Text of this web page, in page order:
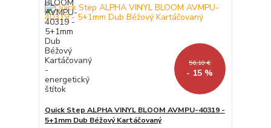
56,10 €
- 15 %
Quick Step ALPHA VINYL BLOOM AVMPU-40319 -
5+1mm Dub Béžový Kartáčovaný